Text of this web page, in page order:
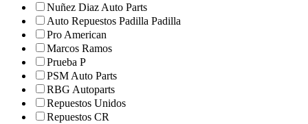
Nuñez Diaz Auto Parts
Auto Repuestos Padilla Padilla
Pro American
Marcos Ramos
Prueba P
PSM Auto Parts
RBG Autoparts
Repuestos Unidos
Repuestos CR